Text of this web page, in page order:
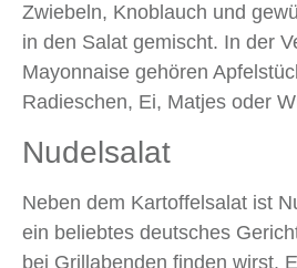
Zwiebeln, Knoblauch und
in den Salat gemischt. In der
Mayonnaise gehören
Radieschen, Ei, Matjes oder
Nudelsalat
Neben dem Kartoffelsalat ist
ein beliebtes deutsches
bei Grillabenden finden wirst.